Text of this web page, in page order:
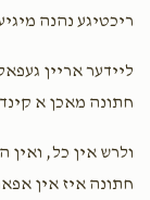
ריכטיגע נהנה
ליידער אריין
חתונה מאכן א
ולרש אין כל, ואין
חתונה איז אין